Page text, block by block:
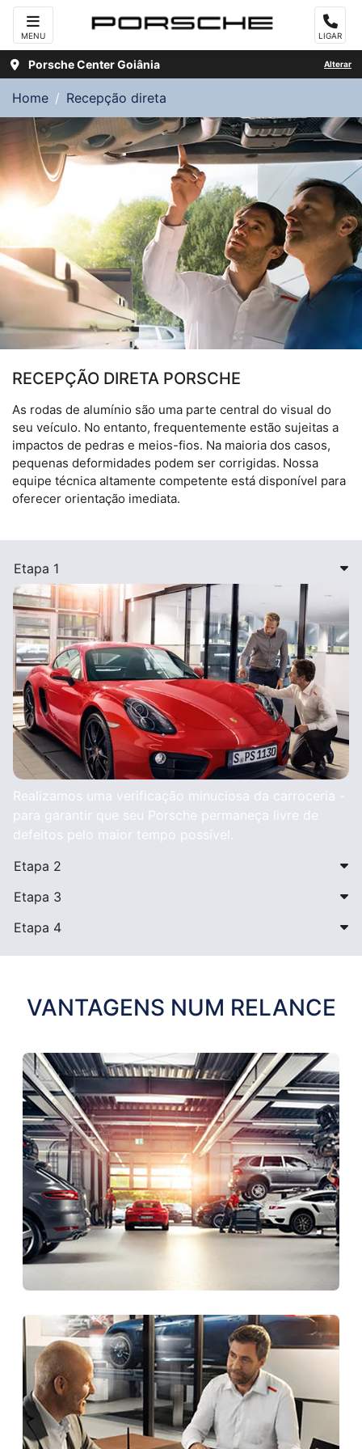
MENU LIGAR
Porsche Center Goiânia Alterar
Home Recepção direta
RECEPÇÃO DIRETA PORSCHE
As rodas de alumínio são uma parte central do visual do
seu veículo. No entanto, frequentemente estão sujeitas a
impactos de pedras e meios-fios. Na maioria dos casos,
pequenas deformidades podem ser corrigidas. Nossa
equipe técnica altamente competente está disponível para
oferecer orientação imediata.
Etapa 1
Realizamos uma verificação minuciosa da carroceria -
para garantir que seu Porsche permaneça livre de
defeitos pelo maior tempo possível.
Etapa 2
Etapa 3
Etapa 4
VANTAGENS NUM RELANCE